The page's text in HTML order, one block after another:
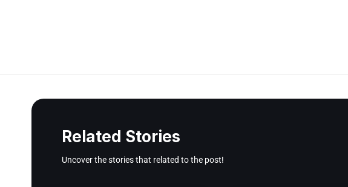
Related Stories
Uncover the stories that related to the post!